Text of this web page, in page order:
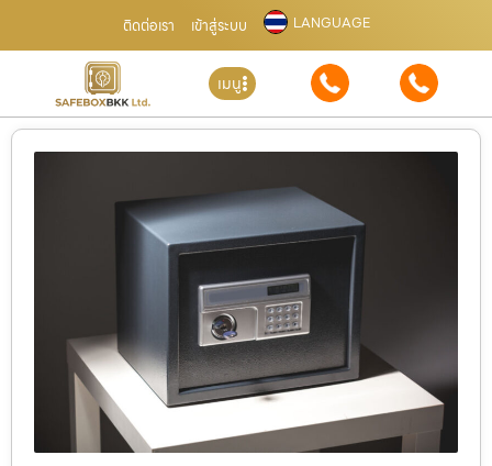
ติดต่อเรา เข้าสู่ระบบ LANGUAGE
เมนู